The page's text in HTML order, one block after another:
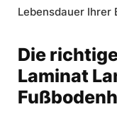
Lebensdauer Ihrer
Die
Laminat